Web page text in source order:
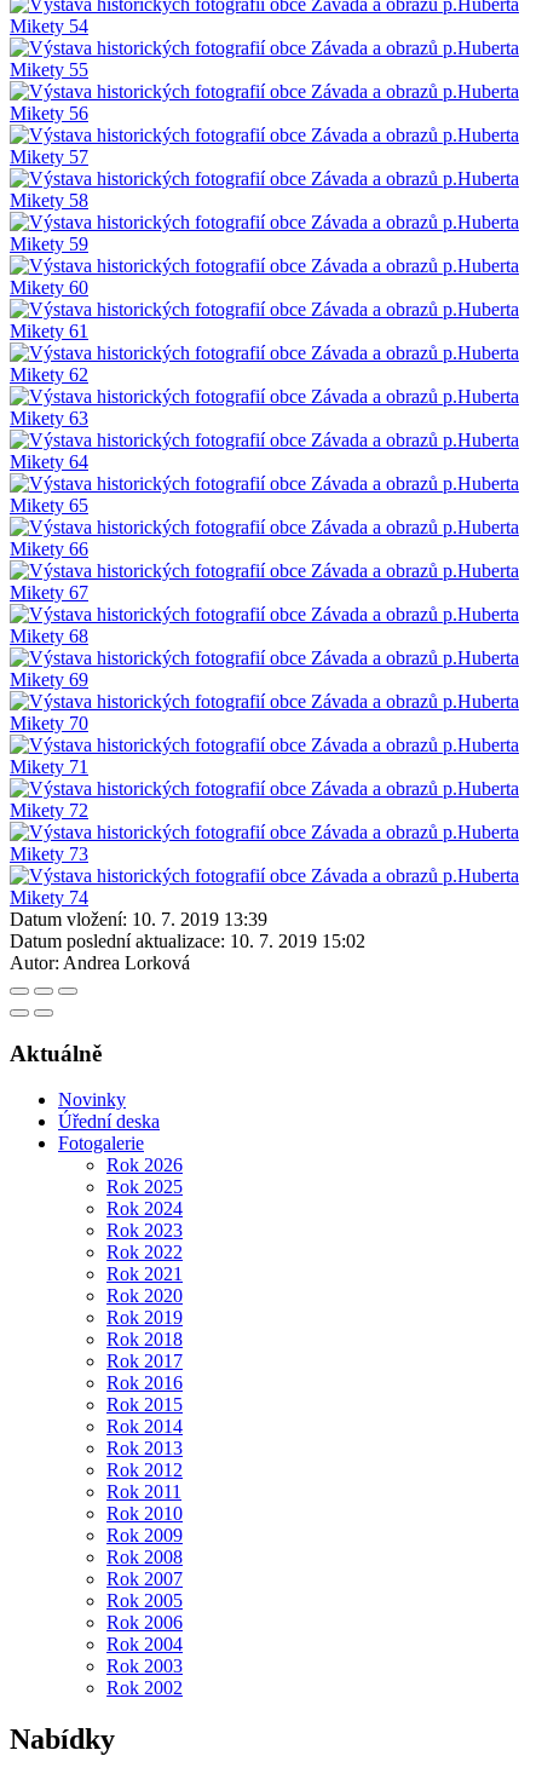
Datum vložení: 10. 7. 2019 13:39
Datum poslední aktualizace: 10. 7. 2019 15:02
Autor: Andrea Lorková
Aktuálně
Novinky
Úřední deska
Fotogalerie
Rok 2026
Rok 2025
Rok 2024
Rok 2023
Rok 2022
Rok 2021
Rok 2020
Rok 2019
Rok 2018
Rok 2017
Rok 2016
Rok 2015
Rok 2014
Rok 2013
Rok 2012
Rok 2011
Rok 2010
Rok 2009
Rok 2008
Rok 2007
Rok 2005
Rok 2006
Rok 2004
Rok 2003
Rok 2002
Nabídky